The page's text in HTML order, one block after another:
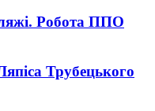
Робота ППО
Трубецького